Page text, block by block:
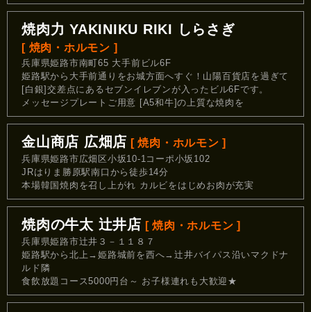
焼肉力 YAKINIKU RIKI しらさぎ
[ 焼肉・ホルモン ]
兵庫県姫路市南町65 大手前ビル6F
姫路駅から大手前通りをお城方面へすぐ！山陽百貨店を過ぎて
[白銀]交差点にあるセブンイレブンが入ったビル6Fです。
メッセージプレートご用意 [A5和牛]の上質な焼肉を
金山商店 広畑店 [ 焼肉・ホルモン ]
兵庫県姫路市広畑区小坂10-1コーポ小坂102
JRはりま勝原駅南口から徒歩14分
本場韓国焼肉を召し上がれ カルビをはじめお肉が充実
焼肉の牛太 辻井店 [ 焼肉・ホルモン ]
兵庫県姫路市辻井３－１１８７
姫路駅から北上→姫路城前を西へ→辻井バイパス沿いマクドナ
ルド隣
食飲放題コース5000円台～ お子様連れも大歓迎★